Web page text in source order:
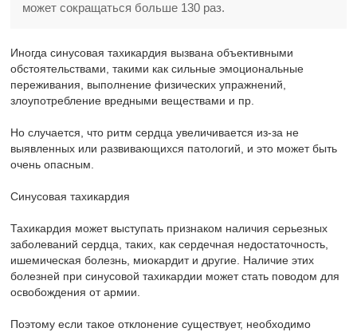
может сокращаться больше 130 раз.
Иногда синусовая тахикардия вызвана объективными
обстоятельствами, такими как сильные эмоциональные
переживания, выполнение физических упражнений,
злоупотребление вредными веществами и пр.
Но случается, что ритм сердца увеличивается из-за не
выявленных или развивающихся патологий, и это может быть
очень опасным.
Синусовая тахикардия
Тахикардия может выступать признаком наличия серьезных
заболеваний сердца, таких, как сердечная недостаточность,
ишемическая болезнь, миокардит и другие. Наличие этих
болезней при синусовой тахикардии может стать поводом для
освобождения от армии.
Поэтому если такое отклонение существует, необходимо